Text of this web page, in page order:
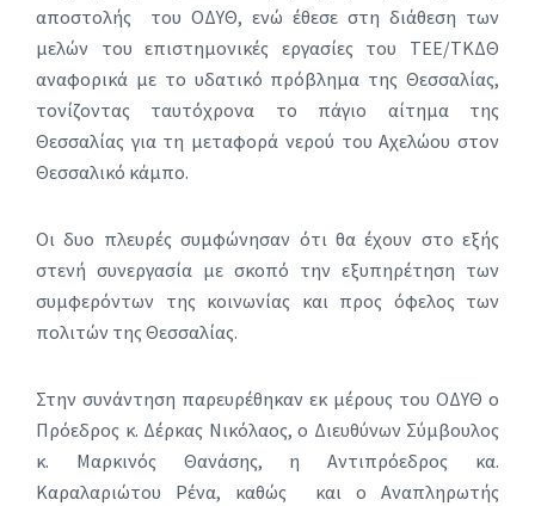
αποστολής του ΟΔΥΘ, ενώ έθεσε στη διάθεση των
μελών του επιστημονικές εργασίες του ΤΕΕ/ΤΚΔΘ
αναφορικά με το υδατικό πρόβλημα της Θεσσαλίας,
τονίζοντας ταυτόχρονα το πάγιο αίτημα της
Θεσσαλίας για τη μεταφορά νερού του Αχελώου στον
Θεσσαλικό κάμπο.
Οι δυο πλευρές συμφώνησαν ότι θα έχουν στο εξής
στενή συνεργασία με σκοπό την εξυπηρέτηση των
συμφερόντων της κοινωνίας και προς όφελος των
πολιτών της Θεσσαλίας.
Στην συνάντηση παρευρέθηκαν εκ μέρους του ΟΔΥΘ ο
Πρόεδρος κ. Δέρκας Νικόλαος, ο Διευθύνων Σύμβουλος
κ. Μαρκινός Θανάσης, η Αντιπρόεδρος κα.
Καραλαριώτου Ρένα, καθώς και ο Αναπληρωτής